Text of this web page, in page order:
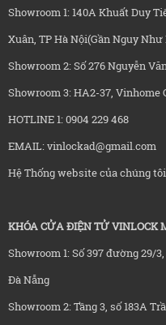
Showroom 1: 140A Khuất Duy
Xuân, TP Hà Nội(Gần Nguy Như
Showroom 2: Số 276 Nguyễn
Showroom 3: HA2-37, Vinhome
HOTLINE 1: 0904 229 468
EMAIL: vinlockad@gmail.com
Hệ Thống website của chúng
KHÓA CỬA ĐIỆN TỬ VINLOCK
Showroom 1: Số 397 đường 29/
Đà Nẵng
Showroom 2: Tầng 3, số 183A